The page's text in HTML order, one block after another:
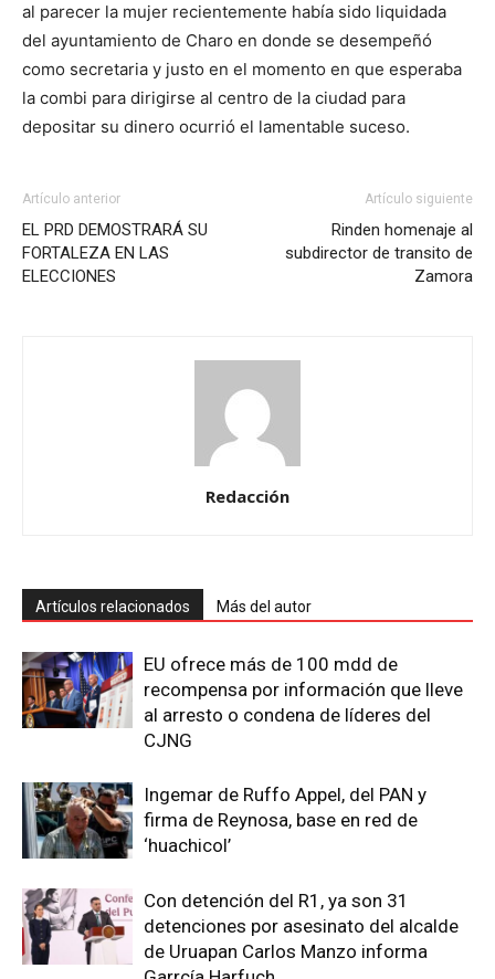
al parecer la mujer recientemente había sido liquidada
del ayuntamiento de Charo en donde se desempeñó
como secretaria y justo en el momento en que esperaba
la combi para dirigirse al centro de la ciudad para
depositar su dinero ocurrió el lamentable suceso.
Artículo anterior
EL PRD DEMOSTRARÁ SU
FORTALEZA EN LAS
ELECCIONES
Artículo siguiente
Rinden homenaje al
subdirector de transito de
Zamora
Redacción
Artículos relacionados Más del autor
EU ofrece más de 100 mdd de
recompensa por información que lleve
al arresto o condena de líderes del
CJNG
Ingemar de Ruffo Appel, del PAN y
firma de Reynosa, base en red de
‘huachicol’
Con detención del R1, ya son 31
detenciones por asesinato del alcalde
de Uruapan Carlos Manzo informa